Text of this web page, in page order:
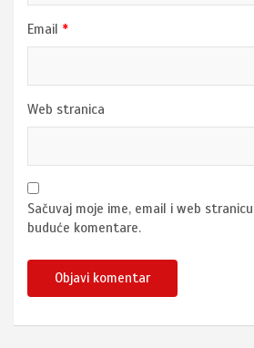
Email *
Web stranica
Sačuvaj moje ime, email i web
buduće komentare.